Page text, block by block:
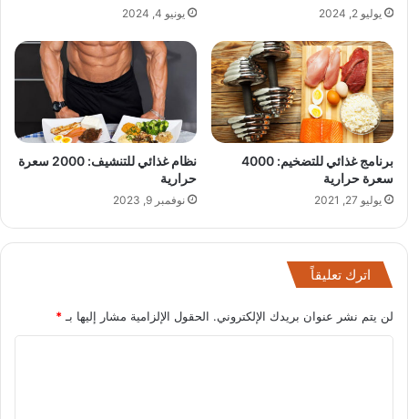
يوليو 2, 2024 يونيو 4, 2024
برنامج غذائي للتضخيم: 4000
سعرة حرارية
يوليو 27, 2021
نظام غذائي للتنشيف: 2000 سعرة
حرارية
نوفمبر 9, 2023
اترك تعليقاً
لن يتم نشر عنوان بريدك الإلكتروني. الحقول الإلزامية مشار إليها بـ*